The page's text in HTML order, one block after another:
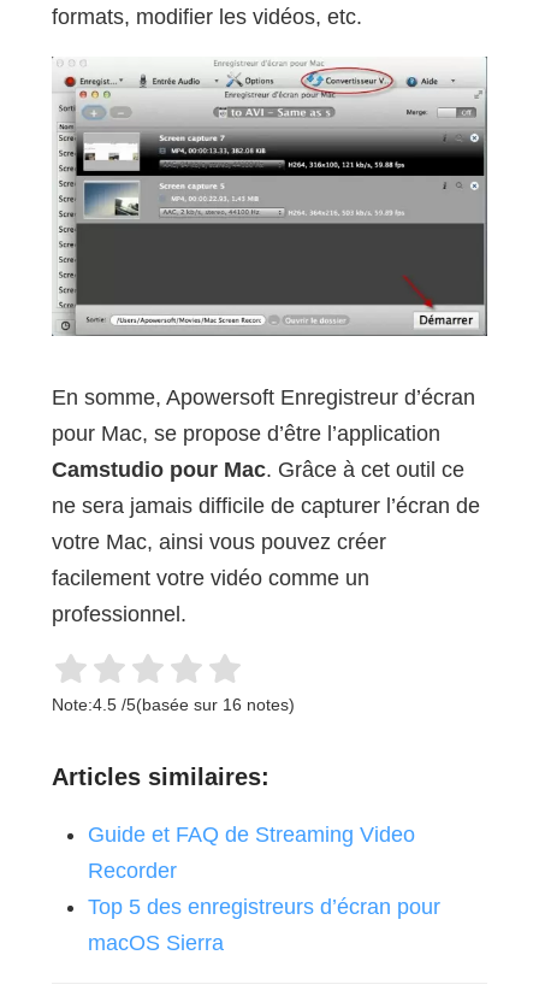
formats, modifier les vidéos, etc.
En somme, Apowersoft Enregistreur d’écran
pour Mac, se propose d’être l’application
Camstudio pour Mac. Grâce à cet outil ce
ne sera jamais difficile de capturer l’écran de
votre Mac, ainsi vous pouvez créer
facilement votre vidéo comme un
professionnel.
Note:4.5/5(basée sur 16 notes)
Articles similaires:
Guide et FAQ de Streaming Video
Recorder
Top 5 des enregistreurs d’écran pour
macOS Sierra